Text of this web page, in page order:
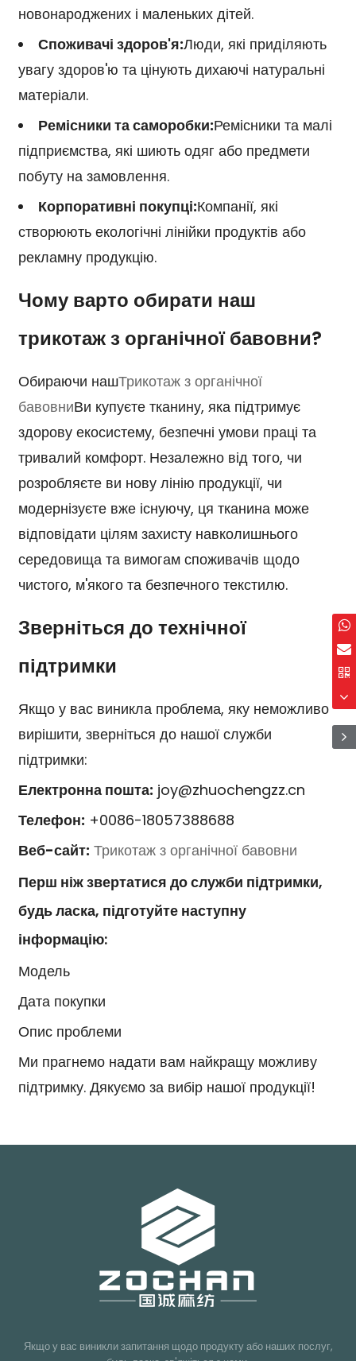
новонароджених і маленьких дітей.
Споживачі здоров'я:Люди, які приділяють
увагу здоров'ю та цінують дихаючі натуральні
матеріали.
Ремісники та саморобки:Ремісники та малі
підприємства, які шиють одяг або предмети
побуту на замовлення.
Корпоративні покупці:Компанії, які
створюють екологічні лінійки продуктів або
рекламну продукцію.
Чому варто обирати наш
трикотаж з органічної бавовни?
Обираючи нашТрикотаж з органічної
бавовниВи купуєте тканину, яка підтримує
здорову екосистему, безпечні умови праці та
тривалий комфорт. Незалежно від того, чи
розробляєте ви нову лінію продукції, чи
модернізуєте вже існуючу, ця тканина може
відповідати цілям захисту навколишнього
середовища та вимогам споживачів щодо
чистого, м'якого та безпечного текстилю.
Зверніться до технічної
підтримки
Якщо у вас виникла проблема, яку неможливо
вирішити, зверніться до нашої служби
підтримки:
Електронна пошта: joy@zhuochengzz.cn
Телефон: +0086-18057388688
Веб-сайт: Трикотаж з органічної бавовни
Перш ніж звертатися до служби підтримки,
будь ласка, підготуйте наступну
інформацію:
Модель
Дата покупки
Опис проблеми
Ми прагнемо надати вам найкращу можливу
підтримку. Дякуємо за вибір нашої продукції!
Якщо у вас виникли запитання щодо продукту або наших послуг,